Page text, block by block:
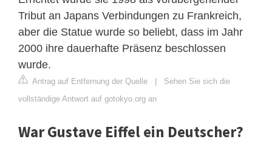
Tribut an Japans Verbindungen zu Frankreich,
aber die Statue wurde so beliebt, dass im Jahr
2000 ihre dauerhafte Präsenz beschlossen
wurde.
Antrag auf Entfernung der Quelle | Sehen Sie sich die
vollständige Antwort auf gotokyo.org an
War Gustave Eiffel ein Deutscher?